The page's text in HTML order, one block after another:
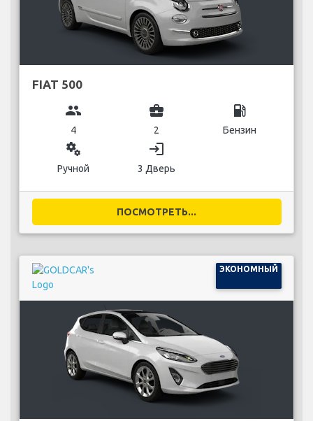
FIAT 500
group
4
business_center
2
local_gas_station
Бензин
miscellaneous_services
Ручной
login
3 Дверь
ПОСМОТРЕТЬ...
ЭКОНОМНЫЙ